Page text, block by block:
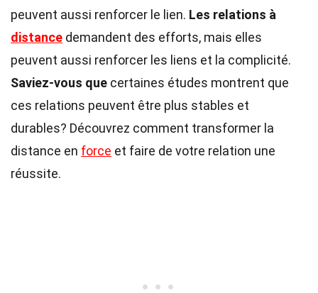
peuvent aussi renforcer le lien. Les relations à
distance demandent des efforts, mais elles
peuvent aussi renforcer les liens et la complicité.
Saviez-vous que certaines études montrent que
ces relations peuvent être plus stables et
durables? Découvrez comment transformer la
distance en force et faire de votre relation une
réussite.